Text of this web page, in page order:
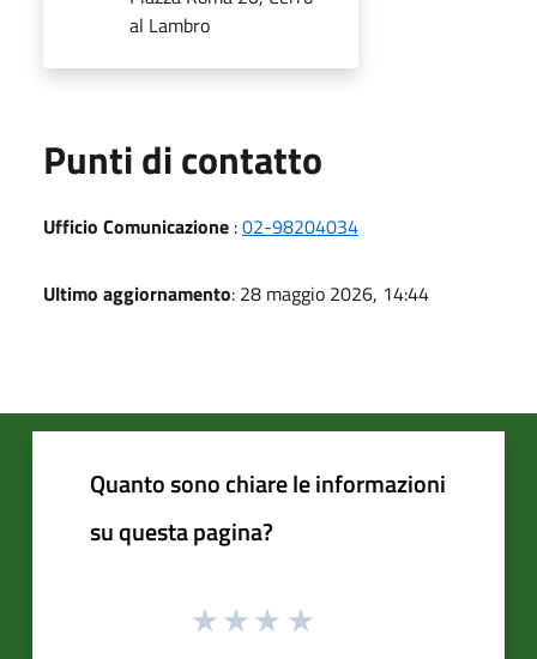
al Lambro
Punti di contatto
Ufficio Comunicazione :02-98204034
Ultimo aggiornamento: 28 maggio 2026, 14:44
Quanto sono chiare le informazioni
su questa pagina?